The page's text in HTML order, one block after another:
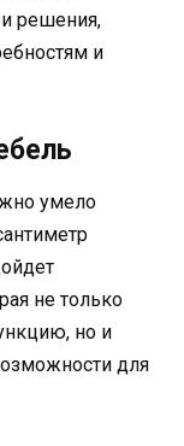
решения,
и
умело
не только
но и
для